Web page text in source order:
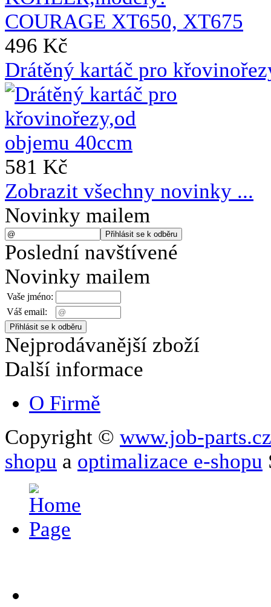
496 Kč
Drátěný kartáč pro
581 Kč
Zobrazit všechny novinky ...
Novinky mailem
Poslední navštívené
Novinky mailem
Vaše jméno:
Váš email:
Nejprodávanější zboží
Další informace
O Firmě
Copyright © www.job-parts.cz
shopu a optimalizace e-shopu